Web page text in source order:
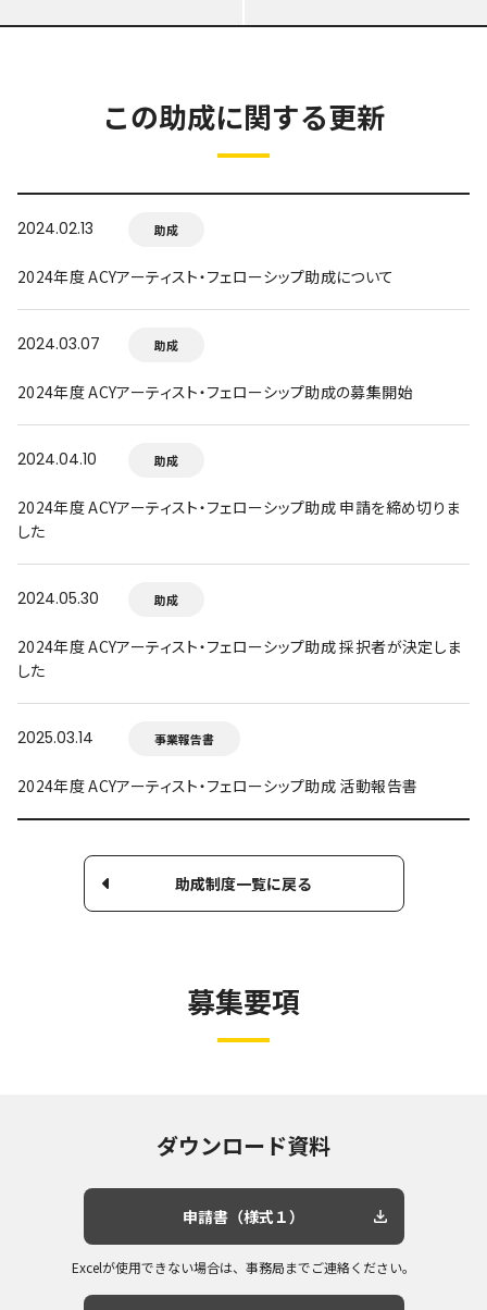
この助成に関する更新
2024.02.13 助成
2024年度 ACYアーティスト・フェローシップ助成について
2024.03.07 助成
2024年度 ACYアーティスト・フェローシップ助成の募集開始
2024.04.10 助成
2024年度 ACYアーティスト・フェローシップ助成 申請を締め切りま
した
2024.05.30 助成
2024年度 ACYアーティスト・フェローシップ助成 採択者が決定しま
した
2025.03.14 事業報告書
2024年度 ACYアーティスト・フェローシップ助成 活動報告書
助成制度一覧に戻る
募集要項
ダウンロード資料
申請書（様式１）
Excelが使用できない場合は、事務局までご連絡ください。